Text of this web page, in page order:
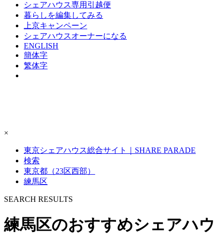
シェアハウス専用引越便
暮らしを編集してみる
上京キャンペーン
シェアハウスオーナーになる
ENGLISH
簡体字
繁体字
×
東京シェアハウス総合サイト｜SHARE PARADE
検索
東京都（23区西部）
練馬区
SEARCH RESULTS
練馬区のおすすめシェアハウ